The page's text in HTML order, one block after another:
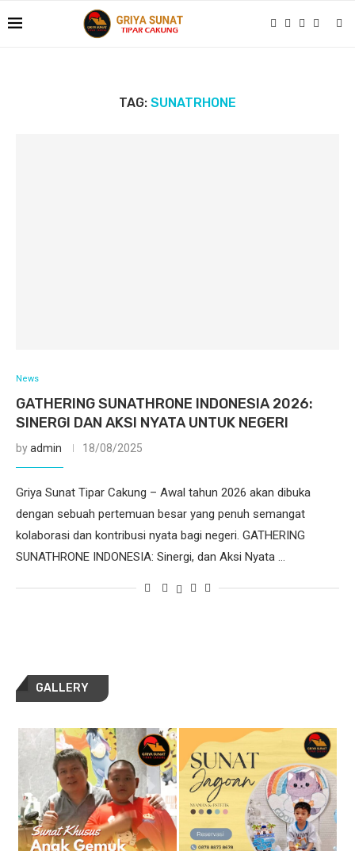
TAG: SUNATRHONE
News
GATHERING SUNATHRONE INDONESIA 2026:
SINERGI DAN AKSI NYATA UNTUK NEGERI
byadmin 18/08/2025
Griya Sunat Tipar Cakung – Awal tahun 2026 akan dibuka
dengan sebuah pertemuan besar yang penuh semangat
kolaborasi dan kontribusi nyata bagi negeri. GATHERING
SUNATHRONE INDONESIA: Sinergi, dan Aksi Nyata …
GALLERY